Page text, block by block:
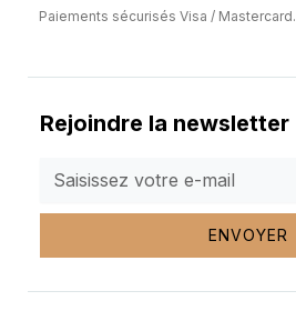
Paiements sécurisés Visa / Mastercard.
Rejoindre la newsletter
ENVOYER